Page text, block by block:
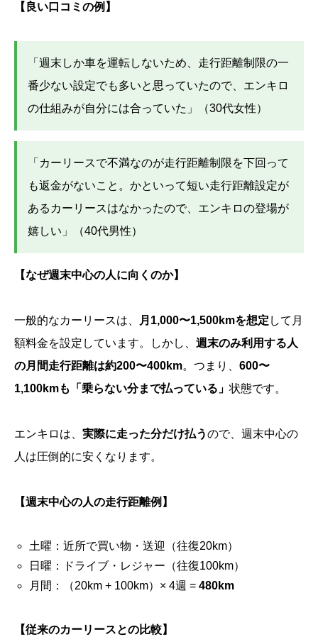
【良い口コミの例】
「週末しか車を運転しないため、走行距離制限の一
番少ない設定でも多いと思っていたので、エンキロ
の仕組みが自分には合っていた」（30代女性）
「カーリースで不満なのが走行距離制限を下回って
も返金がないこと。かといって短い走行距離設定が
あるカーリースはなかったので、エンキロの登場が
嬉しい」（40代男性）
【なぜ週末中心の人に向くのか】
一般的なカーリースは、 月1,000〜1,500kmを想定 して月
額料金を設定しています。しかし、 週末のみ利用する人
の月間走行距離は約200〜400km。つまり、 600〜
1,100kmも「乗らない分まで払っている」 状態です。
エンキロは、 実際に走った分だけ払うので、週末中心の
人は圧倒的に安くなります。
【週末中心の人の走行距離例】
土曜：近所で買い物・送迎（往復20km）
日曜：ドライブ・レジャー（往復100km）
月間：（20km + 100km）× 4週 = 480km
【従来のカーリースとの比較】